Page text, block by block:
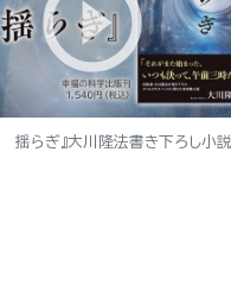
揺らぎ』大川隆法書き下ろし小説